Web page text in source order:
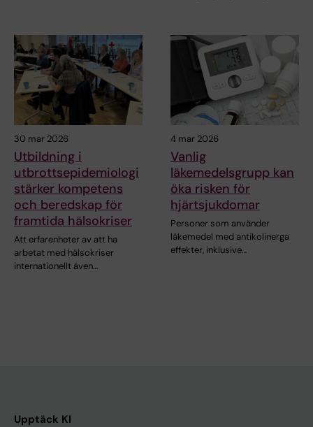
30 mar 2026
Utbildning i
utbrottsepidemiologi
stärker kompetens
och beredskap för
framtida hälsokriser
Att erfarenheter av att ha
arbetat med hälsokriser
internationellt även…
4 mar 2026
Vanlig
läkemedelsgrupp kan
öka risken för
hjärtsjukdomar
Personer som använder
läkemedel med antikolinerga
effekter, inklusive…
Upptäck KI